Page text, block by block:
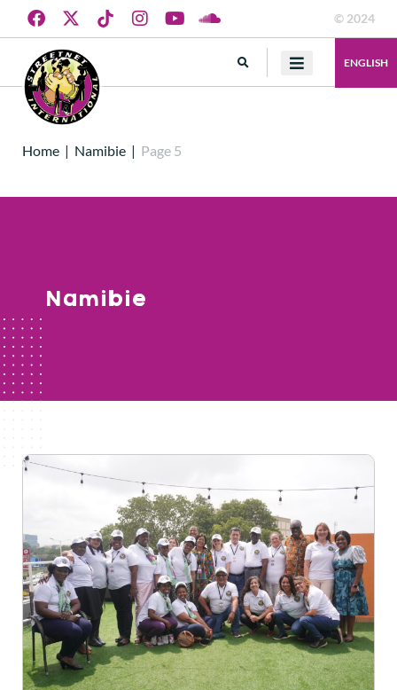
© 2024
ENGLISH
Home | Namibie | Page 5
Namibie